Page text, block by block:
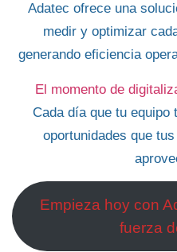
Adatec ofrece una
medir y optimizar
generando eficiencia
El momento de
Cada día que tu equipo
oportunidades que
Empieza hoy con
fuerza